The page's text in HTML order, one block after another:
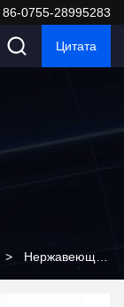
86-0755-28995283
Цитата
> Нержавеющая